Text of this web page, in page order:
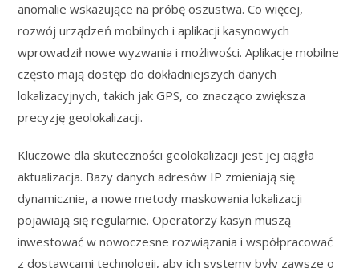
anomalie wskazujące na próbę oszustwa. Co więcej,
rozwój urządzeń mobilnych i aplikacji kasynowych
wprowadził nowe wyzwania i możliwości. Aplikacje mobilne
często mają dostęp do dokładniejszych danych
lokalizacyjnych, takich jak GPS, co znacząco zwiększa
precyzję geolokalizacji.
Kluczowe dla skuteczności geolokalizacji jest jej ciągła
aktualizacja. Bazy danych adresów IP zmieniają się
dynamicznie, a nowe metody maskowania lokalizacji
pojawiają się regularnie. Operatorzy kasyn muszą
inwestować w nowoczesne rozwiązania i współpracować
z dostawcami technologii, aby ich systemy były zawsze o